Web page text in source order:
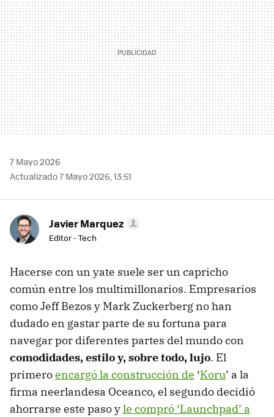
7 Mayo 2026
Actualizado 7 Mayo 2026, 13:51
Javier Marquez
Editor - Tech
Hacerse con un yate suele ser un capricho
común entre los multimillonarios. Empresarios
como Jeff Bezos y Mark Zuckerberg no han
dudado en gastar parte de su fortuna para
navegar por diferentes partes del mundo con
comodidades, estilo y, sobre todo, lujo. El
primeroencargó la construcción de ‘Koru’ a la
firma neerlandesa Oceanco, el segundo decidió
ahorrarse este paso yle compró ‘Launchpad’ a